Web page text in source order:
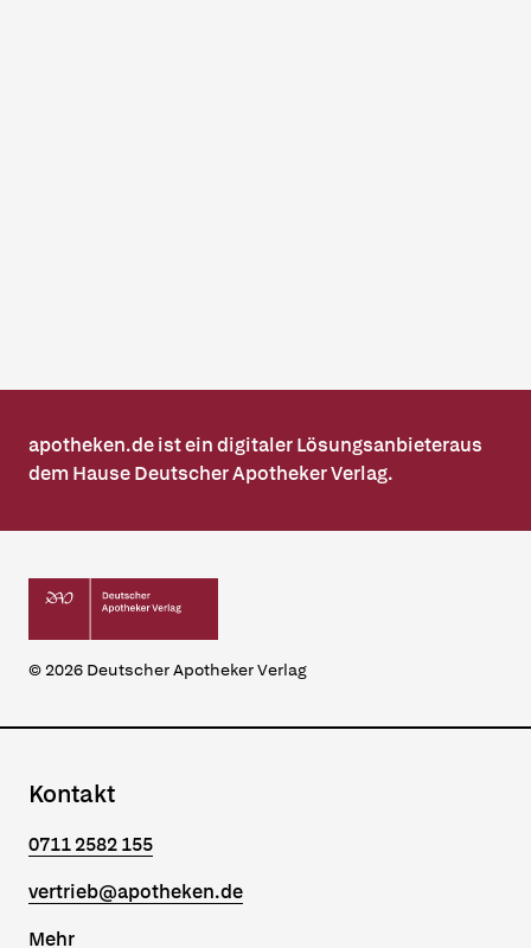
apotheken.de ist ein digitaler Lösungsanbieteraus
dem HauseDeutscher Apotheker Verlag.
© 2026 Deutscher Apotheker Verlag
Kontakt
0711 2582 155
vertrieb@apotheken.de
Mehr